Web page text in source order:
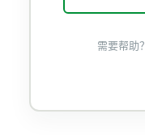
需要帮助？